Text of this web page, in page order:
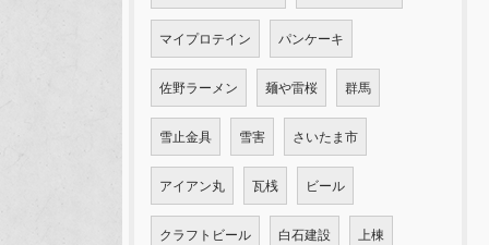
マイプロテイン パンケーキ
佐野ラーメン 麺や雷桜 群馬
雪止金具 雪害 さいたま市
アイアン丸 瓦桟 ビール
クラフトビール 白石建設 上棟